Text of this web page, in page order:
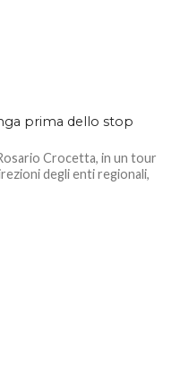
prima dello stop
Crocetta, in un tour
degli enti regionali,